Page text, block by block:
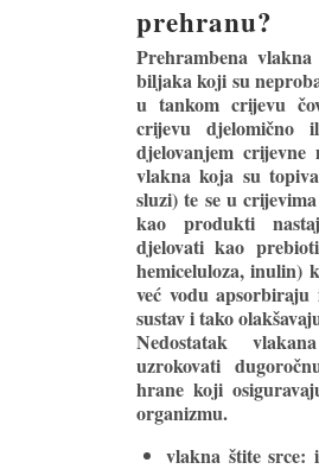
prehranu?
Prehrambena
biljaka koji su
u tankom crijevu
crijevu djelomično
djelovanjem
vlakna koja su
sluzi) te se u
kao produkti
djelovati kao
hemiceluloza, inulin)
već vodu
sustav i tako
Nedostatak
uzrokovati
hrane koji
organizmu.
vlakna štite srce: